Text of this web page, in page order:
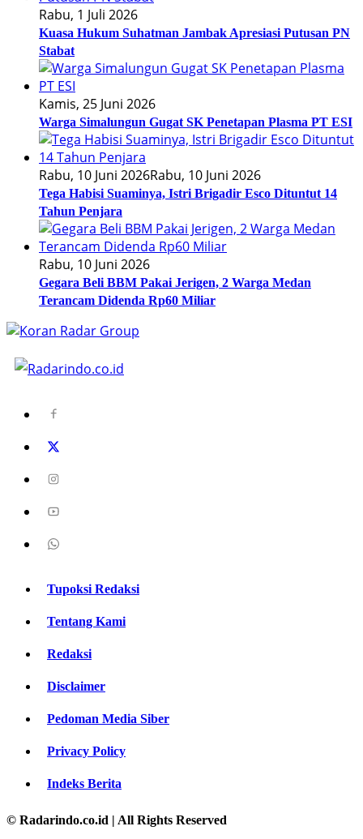
Rabu, 1 Juli 2026
Kuasa Hukum Suhatman Jambak Apresiasi Putusan PN
Stabat
Kamis, 25 Juni 2026
Warga Simalungun Gugat SK Penetapan Plasma PT ESI
Rabu, 10 Juni 2026Rabu, 10 Juni 2026
Tega Habisi Suaminya, Istri Brigadir Esco Dituntut 14
Tahun Penjara
Rabu, 10 Juni 2026
Gegara Beli BBM Pakai Jerigen, 2 Warga Medan
Terancam Didenda Rp60 Miliar
Tupoksi Redaksi
Tentang Kami
Redaksi
Disclaimer
Pedoman Media Siber
Privacy Policy
Indeks Berita
© Radarindo.co.id | All Rights Reserved